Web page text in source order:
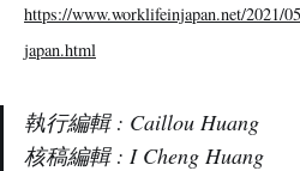
https://www.worklifeinjapan.net/2021/
japan.html
執行編輯 : Caillou Huang
核稿編輯 : I Cheng Huang